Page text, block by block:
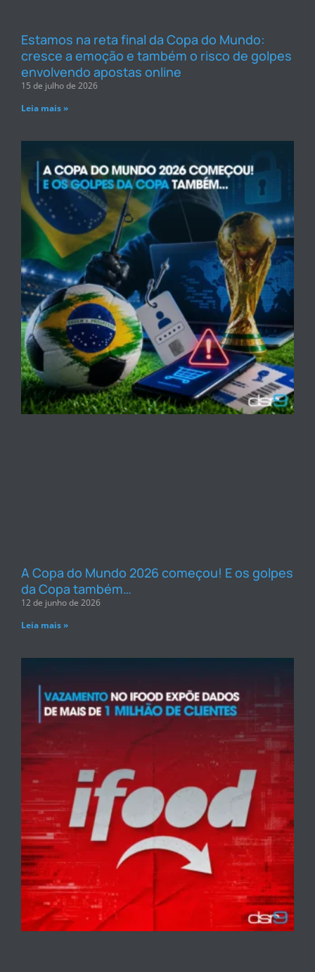
Estamos na reta final da Copa do Mundo:
cresce a emoção e também o risco de golpes
envolvendo apostas online
15 de julho de 2026
Leia mais »
A Copa do Mundo 2026 começou! E os golpes
da Copa também…
12 de junho de 2026
Leia mais »